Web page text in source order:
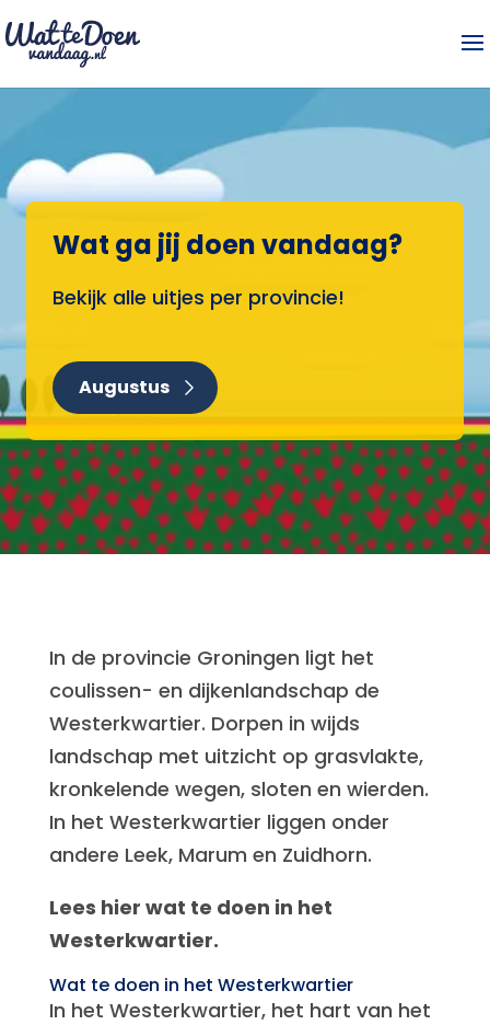
Wat ga jij doen vandaag?
Bekijk alle uitjes per provincie!
Augustus
In de provincie Groningen ligt het
coulissen- en dijkenlandschap de
Westerkwartier. Dorpen in wijds
landschap met uitzicht op grasvlakte,
kronkelende wegen, sloten en wierden.
In het Westerkwartier liggen onder
andere Leek, Marum en Zuidhorn.
Lees hier wat te doen in het
Westerkwartier.
Wat te doen in het Westerkwartier
In het Westerkwartier, het hart van het